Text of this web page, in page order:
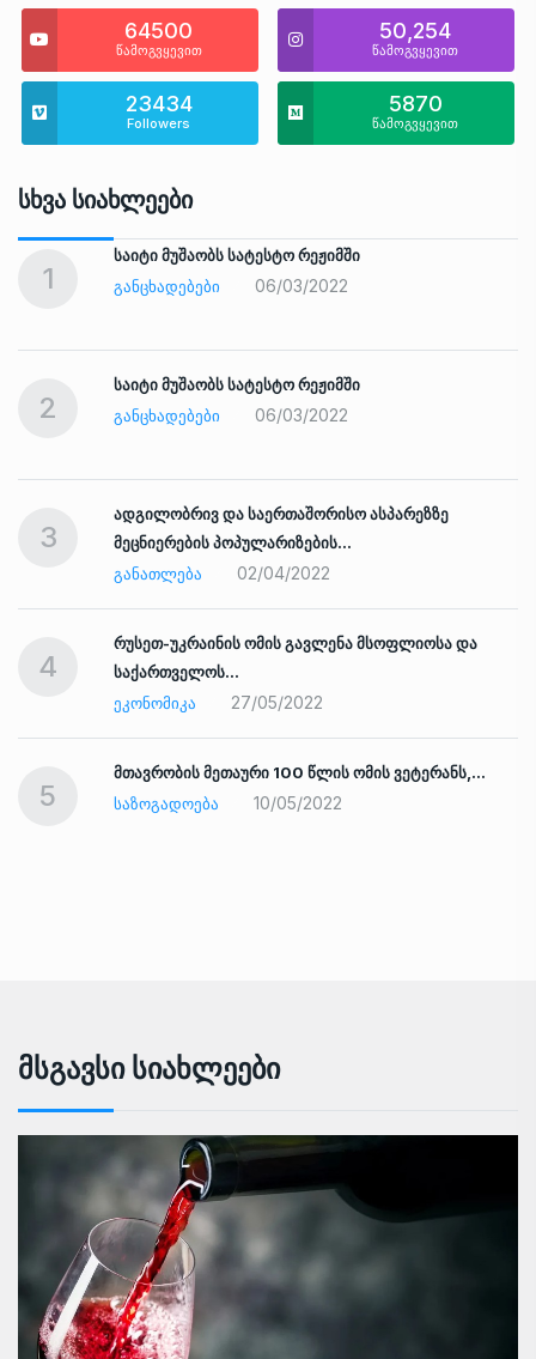
64500
წამოგვყევით
50,254
წამოგვყევით
23434
Followers
5870
წამოგვყევით
Სხვა Სიახლეები
1
საიტი მუშაობს სატესტო რეჟიმში
ᲒᲐᲜᲪᲮᲐᲓᲔᲑᲔᲑᲘ
06/03/2022
2
საიტი მუშაობს სატესტო რეჟიმში
ᲒᲐᲜᲪᲮᲐᲓᲔᲑᲔᲑᲘ
06/03/2022
3
ადგილობრივ და საერთაშორისო ასპარეზზე
მეცნიერების პოპულარიზების…
ᲒᲐᲜᲐᲗᲚᲔᲑᲐ
02/04/2022
4
რუსეთ-უკრაინის ომის გავლენა მსოფლიოსა და
საქართველოს…
ᲔᲙᲝᲜᲝᲛᲘᲙᲐ
27/05/2022
5
მთავრობის მეთაური 100 წლის ომის ვეტერანს,…
ᲡᲐᲖᲝᲒᲐᲓᲝᲔᲑᲐ
10/05/2022
Მსგავსი Სიახლეები